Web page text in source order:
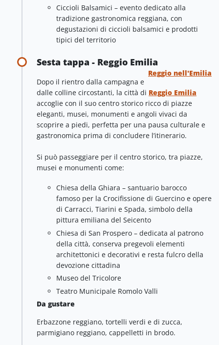
Ciccioli Balsamici – evento dedicato alla
tradizione gastronomica reggiana, con
degustazioni di ciccioli balsamici e prodotti
tipici del territorio
Sesta tappa - Reggio Emilia
Reggio nell'Emilia
Dopo il rientro dalla campagna e
dalle colline circostanti, la città di Reggio Emilia
accoglie con il suo centro storico ricco di piazze
eleganti, musei, monumenti e angoli vivaci da
scoprire a piedi, perfetta per una pausa culturale e
gastronomica prima di concludere l’itinerario.
Si può passeggiare per il centro storico, tra piazze,
musei e monumenti come:
Chiesa della Ghiara – santuario barocco
famoso per la Crocifissione di Guercino e opere
di Carracci, Tiarini e Spada, simbolo della
pittura emiliana del Seicento
Chiesa di San Prospero – dedicata al patrono
della città, conserva pregevoli elementi
architettonici e decorativi e resta fulcro della
devozione cittadina
Museo del Tricolore
Teatro Municipale Romolo Valli
Da gustare
Erbazzone reggiano, tortelli verdi e di zucca,
parmigiano reggiano, cappelletti in brodo.